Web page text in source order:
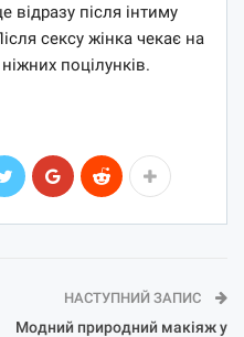
відразу після інтиму
сексу жінка чекає на
поцілунків.
НАСТУПНИЙ ЗАПИС
Модний природний макіяж у